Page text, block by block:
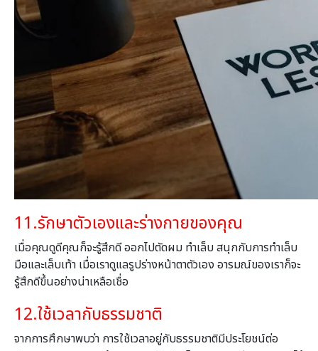
11.รักษาตัวเองและร่างกายของคุณ
เมื่อคุณดูดีคุณก็จะรู้สึกดี ออกไปตัดผม ทำเล็บ สนุกกับการทำเล็บ
มือและเล็บเท้า เมื่อเราดูแลรูปร่างหน้าตาตัวเอง อารมณ์ของเราก็จะ
รู้สึกดีขึ้นอย่างน่าเหลือเชื่อ
12.ใช้เวลากับธรรมชาติ
จากการศึกษาพบว่า การใช้เวลาอยู่กับธรรมชาติมีประโยชน์ต่อ